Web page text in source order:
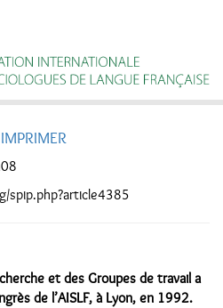
IMPRIMER
spip.php?article4385
et des Groupes de travail a
de l’AISLF, à Lyon, en 1992.